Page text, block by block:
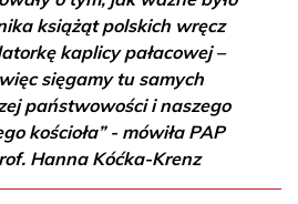
książąt polskich wręcz
kaplicy pałacowej –
sięgamy tu samych
państwowości i naszego
kościoła” - mówiła PAP
Hanna Kóćka-Krenz